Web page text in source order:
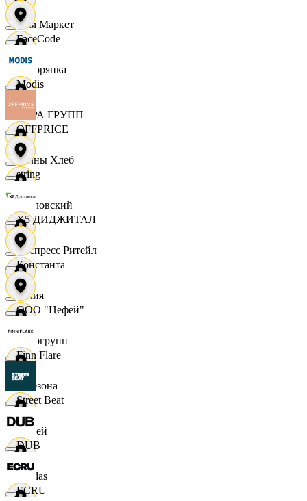
Хом Маркет
Хуторянка
ЦЕРА ГРУПП
Челны Хлеб
Чкаловский
Экспресс Ритейл
Юлия
Яркогрупп
4 Сезона
7 дней
Adidas
FaceCode
Modis
OFFPRICE
string
X5 ДИДЖИТАЛ
Константа
ООО "Цефей"
Finn Flare
Street Beat
DUB
ECRU